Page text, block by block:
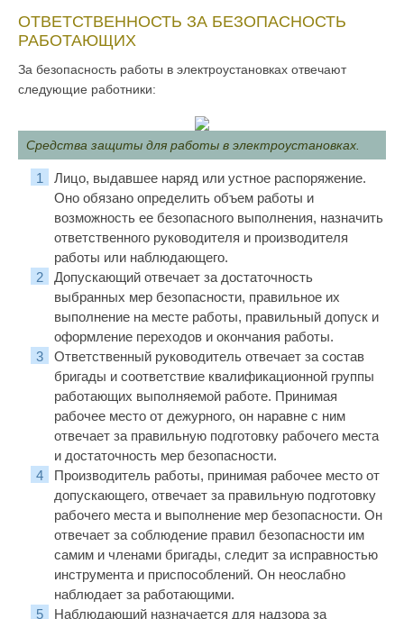
ОТВЕТСТВЕННОСТЬ ЗА БЕЗОПАСНОСТЬ
РАБОТАЮЩИХ
За безопасность работы в электроустановках отвечают
следующие работники:
Средства защиты для работы в электроустановках.
Лицо, выдавшее наряд или устное распоряжение.
Оно обязано определить объем работы и
возможность ее безопасного выполнения, назначить
ответственного руководителя и производителя
работы или наблюдающего.
Допускающий отвечает за достаточность
выбранных мер безопасности, правильное их
выполнение на месте работы, правильный допуск и
оформление переходов и окончания работы.
Ответственный руководитель отвечает за состав
бригады и соответствие квалификационной группы
работающих выполняемой работе. Прини­мая
рабочее место от дежурного, он наравне с ним
отвечает за правильную подготовку рабочего места
и достаточность мер безопасности.
Производитель работы, принимая рабочее место от
допускающего, отвечает за правильную подготовку
рабочего места и выполнение мер безопас­ности. Он
отвечает за соблюдение правил безопасности им
самим и чле­нами бригады, следит за исправностью
инструмента и приспособлений. Он неослабно
наблюдает за работающими.
Наблюдающий назначается для надзора за